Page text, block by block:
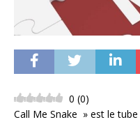
0 (0)
Call Me Snake » est le